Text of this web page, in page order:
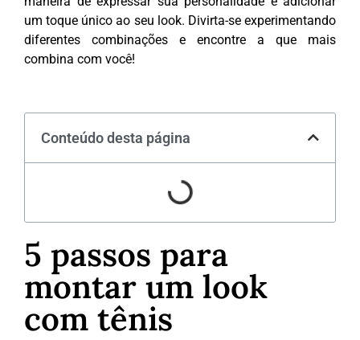
um toque único ao seu look. Divirta-se experimentando
diferentes combinações e encontre a que mais
combina com você!
Conteúdo desta página
5 passos para
montar um look
com tênis